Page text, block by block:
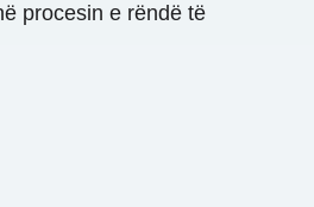
procesin e rëndë të